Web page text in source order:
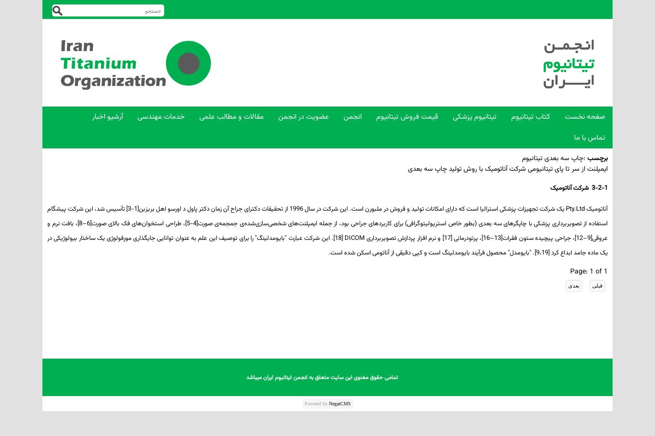
صفحه نخست کتاب تیتانیوم تیتانیوم پزشکی قیمت فروش تیتانیوم انجمن عضویت در انجمن مقالات و مطالب علمی خدمات مهندسی
آرشیو اخبار
تماس با ما
برچسب :چاپ سه بعدی تیتانیوم
ایمپلنت از سر تا پای تیتانیومی شرکت آناتومیک با روش تولید چاپ سه بعدی
3-2-1 شرکت آناتومیک
آناتومیکPty.Ltd
یک شرکت تجهیزات پزشکی استرالیا است که دارای امکانات تولید و فروش در ملبورن است. این شرکت در سال 1996 از تحقیقات دکترای جراح آن زمان دکتر پاول د اورسو اهل بریزبن[1-3] تأسیس شد، این شرکت پیشگام
استفاده از تصویربرداری پزشکی با چاپگرهای سه بعدی (بطور خاص استریولیتوگرافی) برای کاربردهای جراحی بود، از جمله ایمپلنت‌های شخصی‌سازی‌شده‌ی جمجمه‌ی صورت[4-5]، طراحی استخوا‌ن‌های فک بالای صورت[6–8]، بافت نرم و
عروقی[9–12]، جراحی پیچیده ستون فقرات[13–16]، پرتودرمانی [17] و نرم افزار پردازش تصویربرداری
DICOM
[18]. این شرکت عبارت "بایومدلینگ" را برای توصیف این علم به عنوان توانایی جایگذاری مورفولوژی یک ساختار بیولوژیکی در
یک ماده جامد ابداع کرد [9،19]. "بایومدل" محصول فرآیند بایومدلینگ است و کپی دقیقی از آناتومی اسکن شده است.
Page: 1 of 1
تمامی حقوق معنوی این سایت متعلق به انجمن تیتانیوم ایران میباشد
Powered by NegarCMS